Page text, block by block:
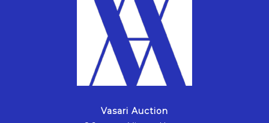
Vasari Auction